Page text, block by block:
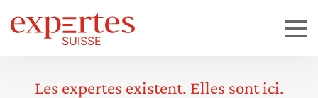
Les expertes existent. Elles sont ici.